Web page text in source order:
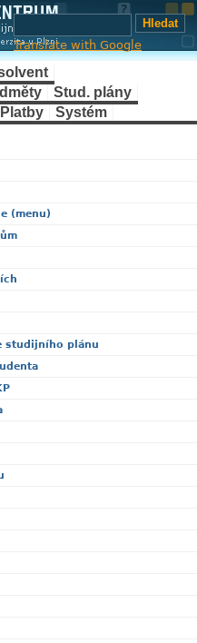
Translate with Google
Stud. plány
Platby Systém
(menu)
studijního plánu